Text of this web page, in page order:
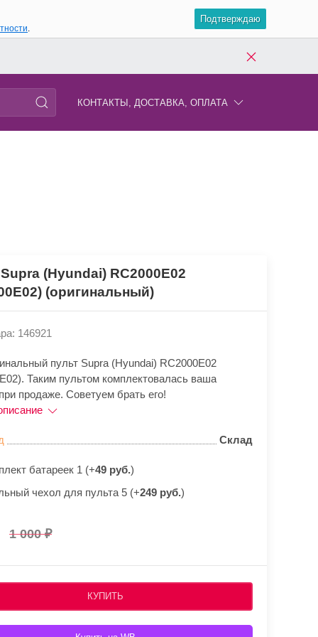
.
Подтверждаю
КОНТАКТЫ, ДОСТАВКА, ОПЛАТА
(Hyundai) RC2000E02
(оригинальный)
146921
пульт Supra (Hyundai) RC2000E02
Таким пультом комплектовалась ваша
продаже. Советуем брать его!
Склад
батареек 1 (+49 руб.)
чехол для пульта 5 (+249 руб.)
1 000
КУПИТЬ